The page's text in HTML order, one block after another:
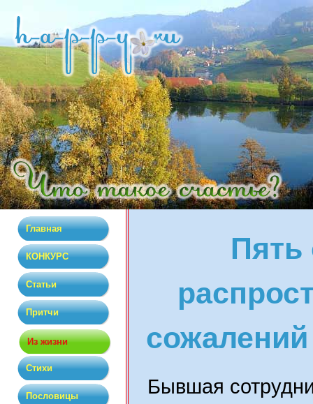
Главная
КОНКУРС
Статьи
Притчи
Из жизни
Стихи
Пословицы
Бывшая